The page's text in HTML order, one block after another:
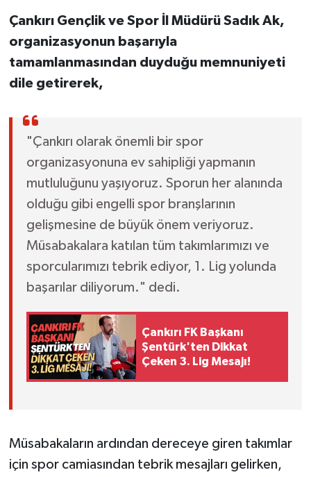
Çankırı Gençlik ve Spor İl Müdürü Sadık Ak,
organizasyonun başarıyla
tamamlanmasından duyduğu memnuniyeti
dile getirerek,
"Çankırı olarak önemli bir spor
organizasyonuna ev sahipliği yapmanın
mutluluğunu yaşıyoruz. Sporun her alanında
olduğu gibi engelli spor branşlarının
gelişmesine de büyük önem veriyoruz.
Müsabakalara katılan tüm takımlarımızı ve
sporcularımızı tebrik ediyor, 1. Lig yolunda
başarılar diliyorum." dedi.
Çankırı FK Başkanı
Şentürk'ten Dikkat
Çeken 3. Lig Mesajı!
Müsabakaların ardından dereceye giren takımlar
için spor camiasından tebrik mesajları gelirken,